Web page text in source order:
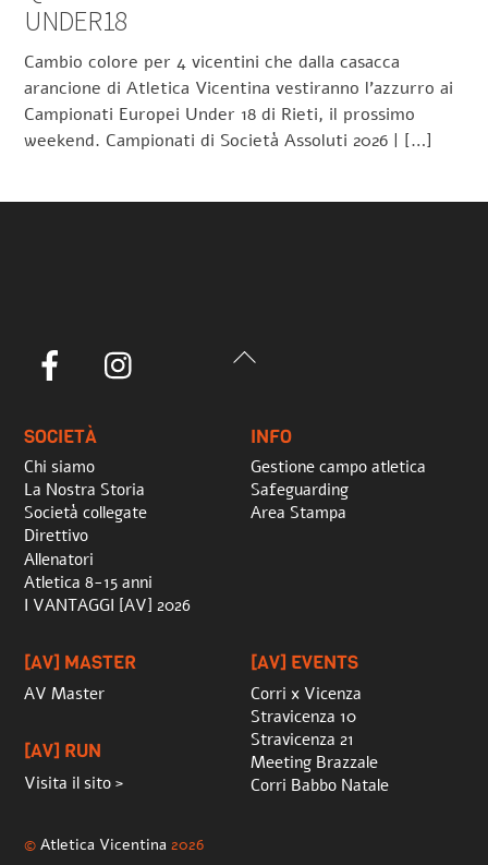
UNDER18
Cambio colore per 4 vicentini che dalla casacca
arancione di Atletica Vicentina vestiranno l’azzurro ai
Campionati Europei Under 18 di Rieti, il prossimo
weekend. Campionati di Società Assoluti 2026 | […]
Back
Facebook
SOCIETÀ
Chi siamo
La Nostra Storia
Società collegate
Direttivo
Allenatori
Atletica 8-15 anni
I VANTAGGI [AV] 2026
INFO
Gestione campo atletica
Safeguarding
Area Stampa
[AV] MASTER
AV Master
[AV] RUN
Visita il sito >
[AV] EVENTS
Corri x Vicenza
Stravicenza 10
Stravicenza 21
Meeting Brazzale
Corri Babbo Natale
©Atletica Vicentina 2026